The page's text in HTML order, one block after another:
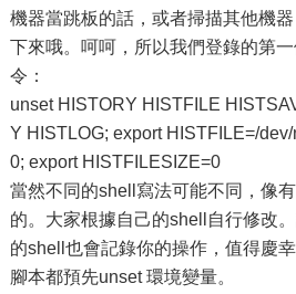
機器當跳板的話，或者掃描其他機
下來哦。呵呵，所以我們登錄的第
令：
unset HISTORY HISTFILE
Y HISTLOG; export HISTFILE=/
0; export HISTFILESIZE=0
當然不同的shell寫法可能不同，像
的。大家根據自己的shell自行修改
的shell也會記錄你的操作，值得慶
腳本都預先unset 環境變量。